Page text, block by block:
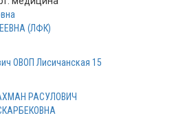
(ЛФК)
ОВОП Лисичанская 15
РАСУЛОВИЧ